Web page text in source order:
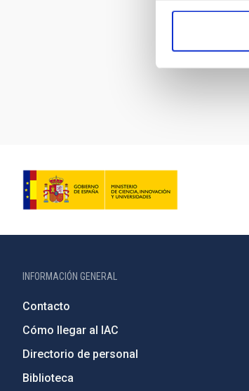
INFORMACIÓN GENERAL
Contacto
Cómo llegar al IAC
Directorio de personal
Biblioteca